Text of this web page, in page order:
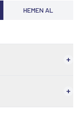
HEMEN AL